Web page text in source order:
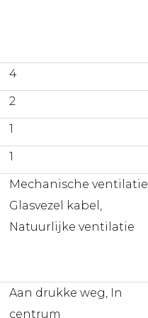
4
2
1
1
Mechanische ventilatie,
Glasvezel kabel,
Natuurlijke ventilatie
Aan drukke weg, In
centrum